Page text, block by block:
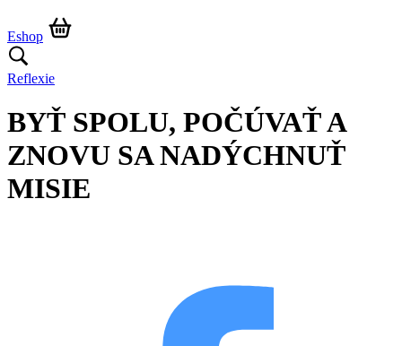
Eshop
Reflexie
BYŤ SPOLU, POČÚVAŤ A
ZNOVU SA NADÝCHNUŤ
MISIE